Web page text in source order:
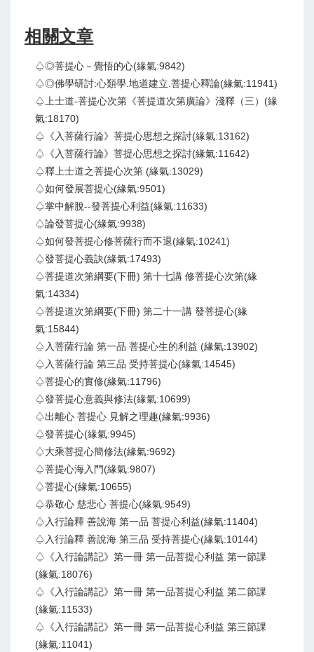
相關文章
♤◎菩提心－覺悟的心(緣氣:9842)
♤◎佛學研討:心類學.地道建立.菩提心釋論(緣氣:11941)
♤上士道-菩提心次第《菩提道次第廣論》淺釋（三）(緣
氣:18170)
♤《入菩薩行論》菩提心思想之探討(緣氣:13162)
♤《入菩薩行論》菩提心思想之探討(緣氣:11642)
♤釋上士道之菩提心次第 (緣氣:13029)
♤如何發展菩提心(緣氣:9501)
♤掌中解脫--發菩提心利益(緣氣:11633)
♤論發菩提心(緣氣:9938)
♤如何發菩提心修菩薩行而不退(緣氣:10241)
♤發菩提心義訣(緣氣:17493)
♤菩提道次第綱要(下冊) 第十七講 修菩提心次第(緣
氣:14334)
♤菩提道次第綱要(下冊) 第二十一講 發菩提心(緣
氣:15844)
♤入菩薩行論 第一品 菩提心生的利益 (緣氣:13902)
♤入菩薩行論 第三品 受持菩提心(緣氣:14545)
♤菩提心的實修(緣氣:11796)
♤發菩提心意義與修法(緣氣:10699)
♤出離心 菩提心 見解之理趣(緣氣:9936)
♤發菩提心(緣氣:9945)
♤大乘菩提心簡修法(緣氣:9692)
♤菩提心海入門(緣氣:9807)
♤菩提心(緣氣:10655)
♤恭敬心 慈悲心 菩提心(緣氣:9549)
♤入行論釋 善說海 第一品 菩提心利益(緣氣:11404)
♤入行論釋 善說海 第三品 受持菩提心(緣氣:10144)
♤《入行論講記》第一冊 第一品菩提心利益 第一節課
(緣氣:18076)
♤《入行論講記》第一冊 第一品菩提心利益 第二節課
(緣氣:11533)
♤《入行論講記》第一冊 第一品菩提心利益 第三節課
(緣氣:11041)